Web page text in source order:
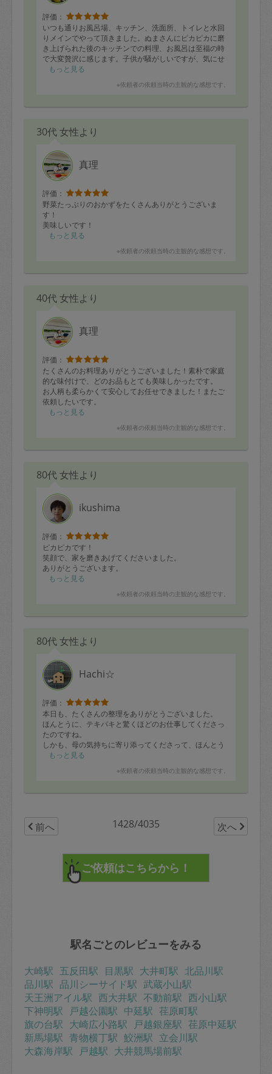
味付けが本当に上手だといつも思いますが揚げ物が時間
が経っているのにもかかわらずカリカリで美味しく頂け
たのは驚きです。
なにかコツがあるのか次回伺いたいと思います。
評価：
いつも通りお風呂場、キッチン、洗面所、トイレと水回
りメインでやって頂きました。ぬまさんにピカピカに磨
き上げられた後のキッチンでの料理、お風呂は至福の時
で大変贅沢に感じます。子供が騒がしいですが、気にせ
ず黙々と作業頂きとても助かりました。また宜しくお願
もっと見る
※依頼者の依頼当時の主観的な感想です。
30代 女性より
真理
評価：
野菜たっぷりのおかずをたくさんありがとうございま
す！
美味しいです！
もっと見る
※依頼者の依頼当時の主観的な感想です。
40代 女性より
真理
評価：
たくさんのお料理ありがとうございました！素朴で家庭
的な味付けで、どのお品もとても美味しかったです。
お人柄も柔らかくて安心してお任せできました！またご
依頼したいです。
もっと見る
※依頼者の依頼当時の主観的な感想です。
80代 女性より
ikushima
評価：
ピカピカです！
笑顔で、家を磨きあげてくださいました。
ありがとうございます。
もっと見る
※依頼者の依頼当時の主観的な感想です。
80代 女性より
Hachi☆
評価：
本日も、たくさんの整理をありがとうございました。
ほんとうに、テキパキと驚くほどのお仕事してくださっ
たのですね。
しかも、母の気持ちに寄り添ってくださって、ほんとう
に頭が下がります。
もっと見る
※依頼者の依頼当時の主観的な感想です。
前へ 1428/4035 次へ
駅名ごとのレビューをみる
大崎駅 五反田駅 目黒駅 大井町駅 北品川駅
品川駅 品川シーサイド駅 武蔵小山駅
天王洲アイル駅 西大井駅 不動前駅 西小山駅
下神明駅
戸越公園駅 中延駅 荏原町駅
旗の台駅 大崎広小路駅 戸越銀座駅 荏原中延駅
新馬場駅 青物横丁駅 鮫洲駅 立会川駅
大森海岸駅
戸越駅 大井競馬場前駅